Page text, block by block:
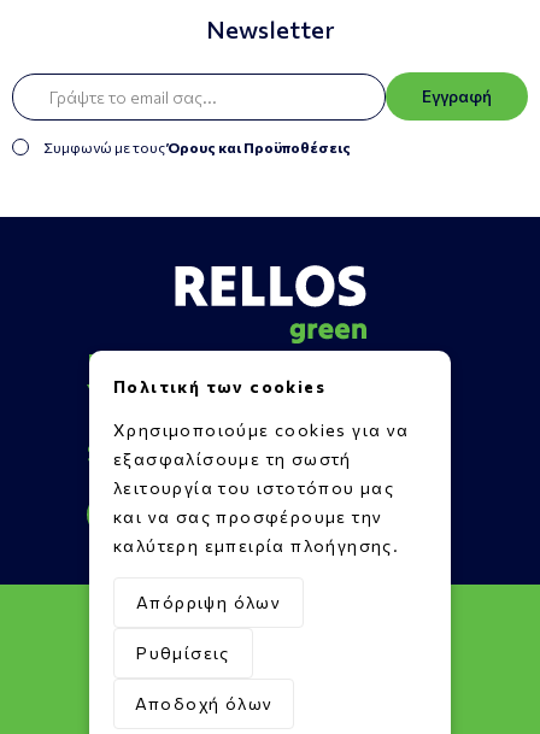
Newsletter
Εγγραφή
Συμφωνώ με τουςΌρους και Προϋποθέσεις
Πληροφορίες
Υποστήριξη
Επικοινωνία
Social Media
Πολιτική των cookies
Χρησιμοποιούμε cookies για να
εξασφαλίσουμε τη σωστή
λειτουργία του ιστοτόπου μας
και να σας προσφέρουμε την
καλύτερη εμπειρία πλοήγησης.
Απόρριψη όλων
Ρυθμίσεις
Αποδοχή όλων